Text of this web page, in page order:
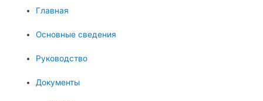
Главная
Основные сведения
Руководство
Документы